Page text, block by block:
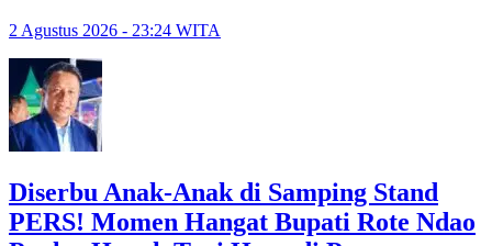
2 Agustus 2026 - 23:24 WITA
Diserbu Anak-Anak di Samping Stand
PERS! Momen Hangat Bupati Rote Ndao